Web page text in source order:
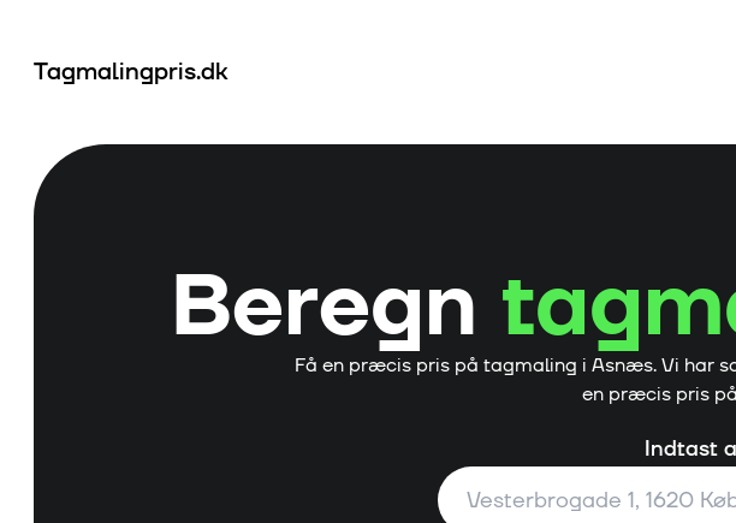
Tagmalingpris.dk
Beregn
Få en præcis pris på tagmaling i Asnæs. Vi har
en præcis pris
Indtast